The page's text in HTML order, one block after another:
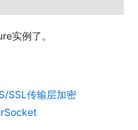
实例了。
SSL传输层加密